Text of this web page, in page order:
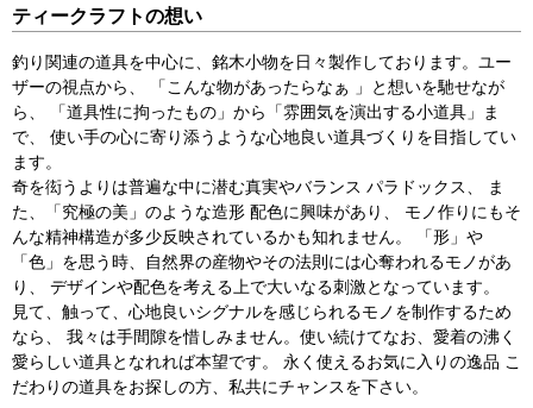
ティークラフトの想い
釣り関連の道具を中心に、銘木小物を日々製作しております。ユー
ザーの視点から、 「こんな物があったらなぁ 」と想いを馳せなが
ら、 「道具性に拘ったもの」から「雰囲気を演出する小道具」ま
で、 使い手の心に寄り添うような心地良い道具づくりを目指してい
ます。
奇を衒うよりは普遍な中に潜む真実やバランス パラドックス、 ま
た、「究極の美」のような造形 配色に興味があり、 モノ作りにもそ
んな精神構造が多少反映されているかも知れません。 「形」や
「色」を思う時、自然界の産物やその法則には心奪われるモノがあ
り、 デザインや配色を考える上で大いなる刺激となっています。
見て、触って、心地良いシグナルを感じられるモノを制作するため
なら、 我々は手間隙を惜しみません。使い続けてなお、愛着の沸く
愛らしい道具となれれば本望です。 永く使えるお気に入りの逸品 こ
だわりの道具をお探しの方、私共にチャンスを下さい。